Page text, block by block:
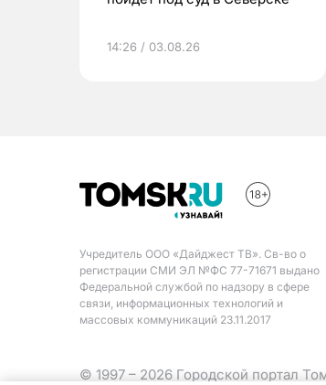
14:26 / 03.08.26
Учредитель ООО «Дайджест ТВ». Св-во о
регистрации СМИ ЭЛ №ФС 77-71671 выдано
Федеральной службой по надзору в сфере
связи, информационных технологий и
массовых коммуникаций 23.11.2017
© 1997 – 2026 Городской портал